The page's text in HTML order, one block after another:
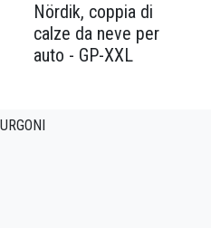
Nördik, coppia di
calze da neve per
auto - GP-XXL